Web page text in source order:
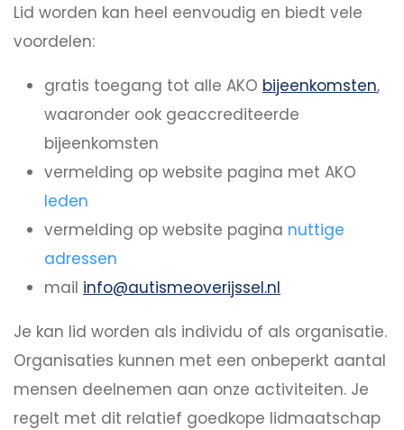
Lid worden kan heel eenvoudig en biedt vele
voordelen:
gratis toegang tot alle AKO bijeenkomsten,
waaronder ook geaccrediteerde
bijeenkomsten
vermelding op website pagina met AKO
leden
vermelding op website pagina nuttige
adressen
mail info@autismeoverijssel.nl
Je kan lid worden als individu of als organisatie.
Organisaties kunnen met een onbeperkt aantal
mensen deelnemen aan onze activiteiten. Je
regelt met dit relatief goedkope lidmaatschap